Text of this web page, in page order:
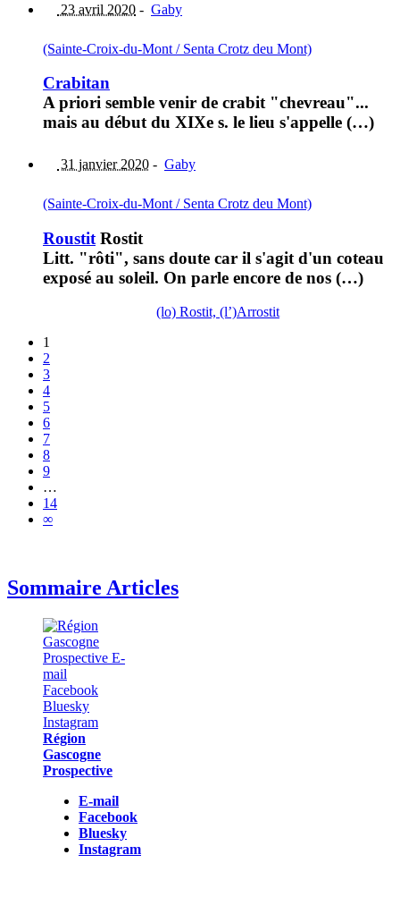
23 avril 2020 - Gaby
(Sainte-Croix-du-Mont / Senta Crotz deu Mont)
Crabitan
A priori semble venir de crabit "chevreau"...
mais au début du XIXe s. le lieu s'appelle (…)
31 janvier 2020 - Gaby
(Sainte-Croix-du-Mont / Senta Crotz deu Mont)
Roustit Rostit
Litt. "rôti", sans doute car il s'agit d'un coteau
exposé au soleil. On parle encore de nos (…)
(lo) Rostit, (l’)Arrostit
1
2
3
4
5
6
7
8
9
…
14
∞
Sommaire Articles
Région
Gascogne
Prospective
E-mail
Facebook
Bluesky
Instagram